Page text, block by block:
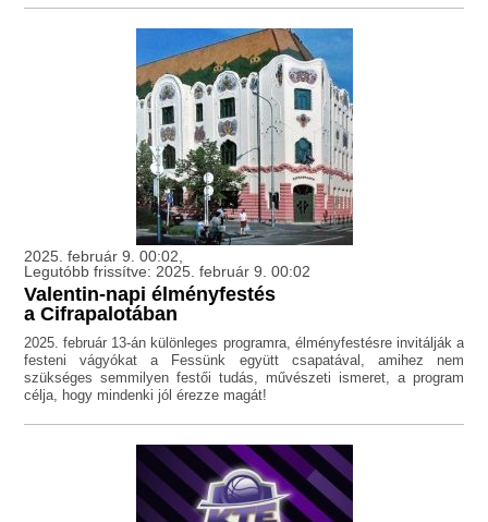
2025. február 9. 00:02,
Legutóbb frissítve: 2025. február 9. 00:02
Valentin-napi élményfestés
a Cifrapalotában
2025. február 13-án különleges programra, élményfestésre invitálják a
festeni vágyókat a Fessünk együtt csapatával, amihez nem
szükséges semmilyen festői tudás, művészeti ismeret, a program
célja, hogy mindenki jól érezze magát!